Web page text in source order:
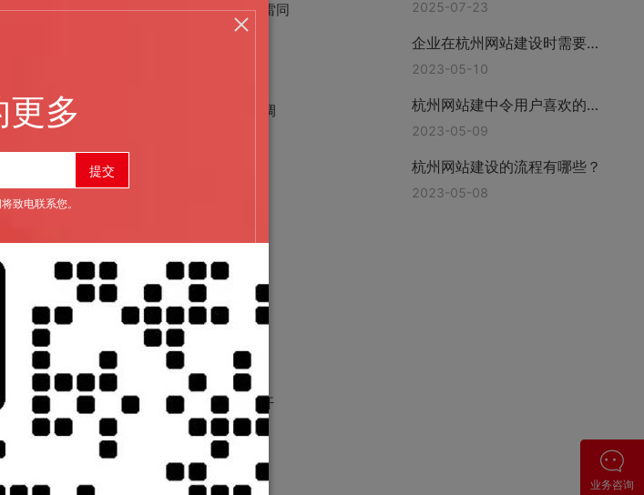
一步设计，网站设计美工精良，不会出现雷同
的布局也应该是怎么样的，不能做个性化调
时短。
供所有设计稿，下一步进行后台程序的开
对网站建站公司—上海互橙建
2025-07-23
企业在杭州网站建设时需要准
备哪些资料?
2023-05-10
杭州网站建中令用户喜欢的功
能有哪些
2023-05-09
杭州网站建设的流程有哪些？
2023-05-08
业务咨询
多
致电联系您。